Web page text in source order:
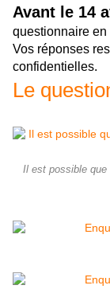
Avant le 14
questionnaire
Vos réponses
confidentielles.
Le
Il est possible que